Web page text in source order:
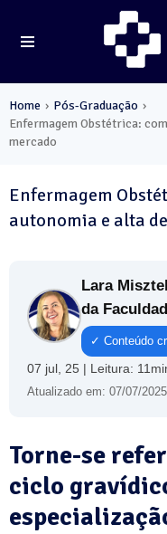
Home › Pós-Graduação ›
Enfermagem Obstétrica:
mercado
Enfermagem
autonomia e alta
Lara
da
✓ Conteúdo
07 jul, 25 | Leitura:
Atualizado em: 07/07/2025
Torne-se
ciclo